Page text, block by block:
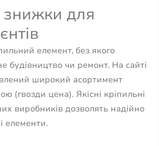
знижки для
елемент, без якого
будівництво чи ремонт. На сайті
широкий асортимент
(гвозди цена). Якісні кріпильні
виробників дозволять надійно
елементи.